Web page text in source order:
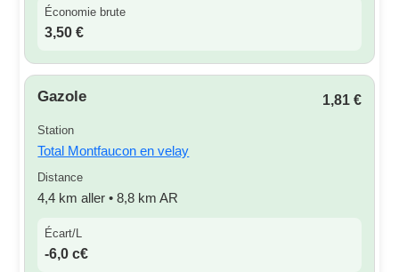
Économie brute
3,50 €
Gazole 1,81 €
Station
Total Montfaucon en velay
Distance
4,4 km aller • 8,8 km AR
Écart/L
-6,0 c€